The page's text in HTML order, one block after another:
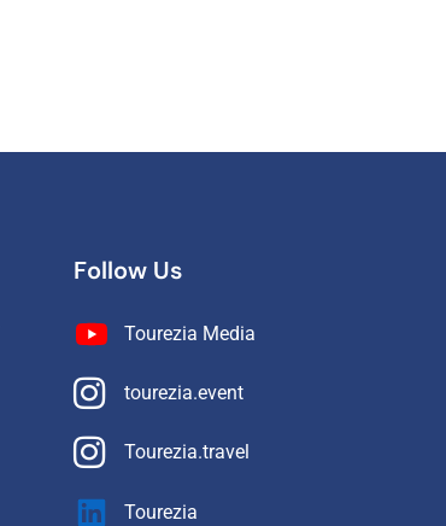
Follow Us
Tourezia Media
tourezia.event
Tourezia.travel
Tourezia